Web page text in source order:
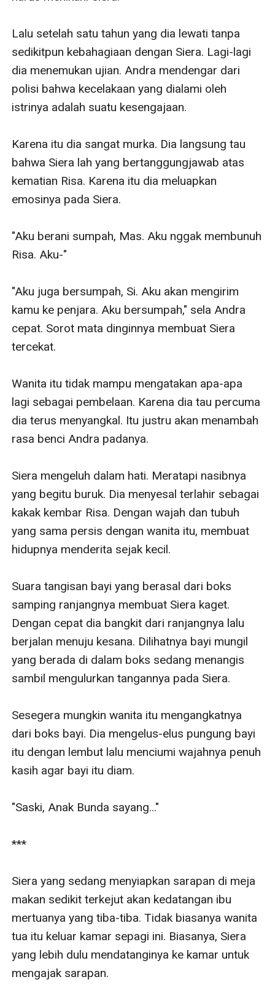
Lalu setelah satu tahun yang dia lewati tanpa
sedikitpun kebahagiaan dengan Siera. Lagi-lagi
dia menemukan ujian. Andra mendengar dari
polisi bahwa kecelakaan yang dialami oleh
istrinya adalah suatu kesengajaan.
Karena itu dia sangat murka. Dia langsung tau
bahwa Siera lah yang bertanggungjawab atas
kematian Risa. Karena itu dia meluapkan
emosinya pada Siera.
"Aku berani sumpah, Mas. Aku nggak membunuh
Risa. Aku-"
"Aku juga bersumpah, Si. Aku akan mengirim
kamu ke penjara. Aku bersumpah," sela Andra
cepat. Sorot mata dinginnya membuat Siera
tercekat.
Wanita itu tidak mampu mengatakan apa-apa
lagi sebagai pembelaan. Karena dia tau percuma
dia terus menyangkal. Itu justru akan menambah
rasa benci Andra padanya.
Siera mengeluh dalam hati. Meratapi nasibnya
yang begitu buruk. Dia menyesal terlahir sebagai
kakak kembar Risa. Dengan wajah dan tubuh
yang sama persis dengan wanita itu, membuat
hidupnya menderita sejak kecil.
Suara tangisan bayi yang berasal dari boks
samping ranjangnya membuat Siera kaget.
Dengan cepat dia bangkit dari ranjangnya lalu
berjalan menuju kesana. Dilihatnya bayi mungil
yang berada di dalam boks sedang menangis
sambil mengulurkan tangannya pada Siera.
Sesegera mungkin wanita itu mengangkatnya
dari boks bayi. Dia mengelus-elus pungung bayi
itu dengan lembut lalu menciumi wajahnya penuh
kasih agar bayi itu diam.
"Saski, Anak Bunda sayang..."
***
Siera yang sedang menyiapkan sarapan di meja
makan sedikit terkejut akan kedatangan ibu
mertuanya yang tiba-tiba. Tidak biasanya wanita
tua itu keluar kamar sepagi ini. Biasanya, Siera
yang lebih dulu mendatanginya ke kamar untuk
mengajak sarapan.